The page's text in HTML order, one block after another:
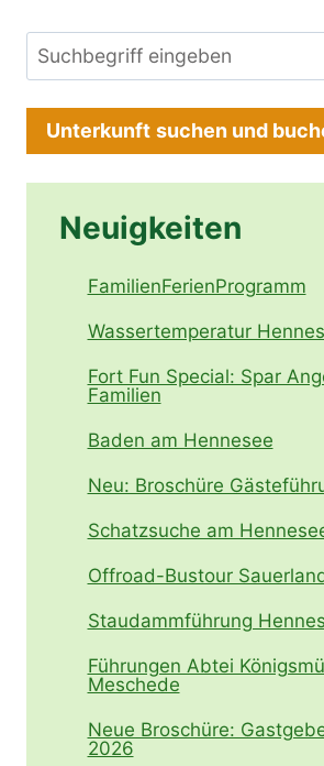
Suchen
Unterkunft suchen und
Neuigkeiten
FamilienFerienProgramm
Wassertemperatur
Fort Fun Special: Spar
Familien
Baden am Hennesee
Neu: Broschüre
Schatzsuche am
Offroad-Bustour
Staudammführung
Führungen Abtei
Meschede
Neue Broschüre:
2026